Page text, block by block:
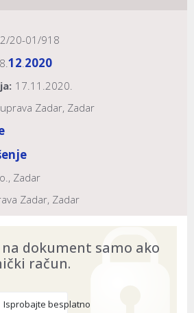
20-01/918
12.2020
17.11.2020.
Zadar, Zadar
Zadar
Zadar, Zadar
dokument samo ako
račun.
Isprobajte besplatno